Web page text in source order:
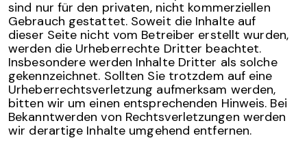
sind nur für den privaten, nicht kommerziellen
Gebrauch gestattet. Soweit die Inhalte auf
dieser Seite nicht vom Betreiber erstellt wurden,
werden die Urheberrechte Dritter beachtet.
Insbesondere werden Inhalte Dritter als solche
gekennzeichnet. Sollten Sie trotzdem auf eine
Urheberrechtsverletzung aufmerksam werden,
bitten wir um einen entsprechenden Hinweis. Bei
Bekanntwerden von Rechtsverletzungen werden
wir derartige Inhalte umgehend entfernen.